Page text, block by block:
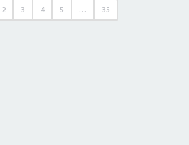
2 3 4 5 … 35